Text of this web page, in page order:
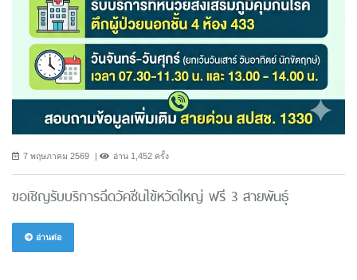
7 พฤษภาคม 2569 อ่าน 1,452 ครั้ง
ขอเชิญรับบริการฉีดวัคซีนไข้หวัดใหญ่ ฟรี 3 สายพันธ์ุ
อ่านต่อ